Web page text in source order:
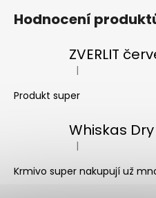
Hodnocení
Hodnocení
|
Produkt super
Whiskas
Hodnocení
|
Krmivo super nakupují už